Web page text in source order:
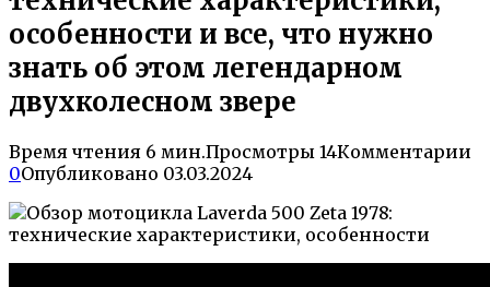
особенности и все, что нужно
знать об этом легендарном
двухколесном звере
Время чтения 6 мин.Просмотры 14Комментарии
0Опубликовано 03.03.2024